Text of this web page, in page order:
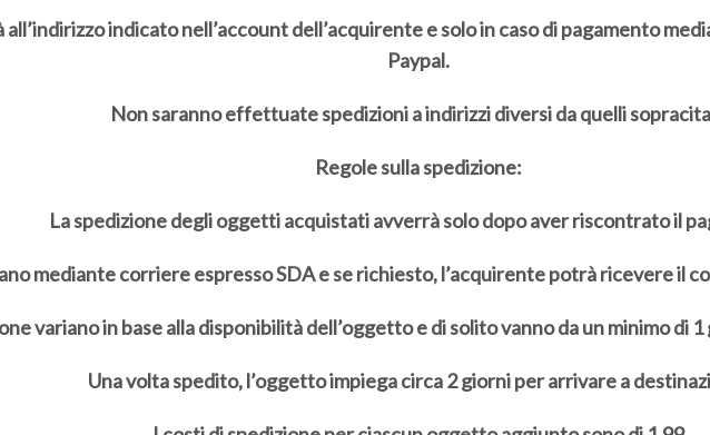
indicato nell’account dell’acquirente e solo in caso di pagamento
Paypal.
Non saranno effettuate spedizioni a indirizzi diversi da quelli
Regole sulla spedizione:
La spedizione degli oggetti acquistati avverrà solo dopo aver riscontrato il
mediante corriere espresso SDA e se richiesto, l’acquirente potrà ricevere il
variano in base alla disponibilità dell’oggetto e di solito vanno da un minimo di
Una volta spedito, l’oggetto impiega circa 2 giorni per arrivare a